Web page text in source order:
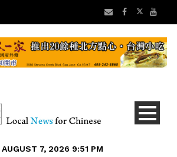
AUGUST 7, 2026 9:51 PM